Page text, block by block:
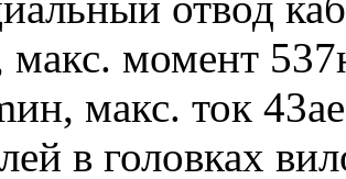
макс. момент
макс. ток
в головках